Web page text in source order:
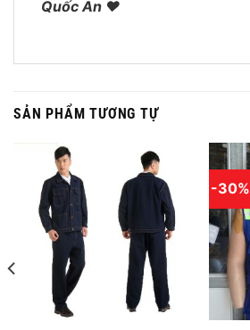
Quốc An ♥
SẢN PHẨM TƯƠNG TỰ
-30%